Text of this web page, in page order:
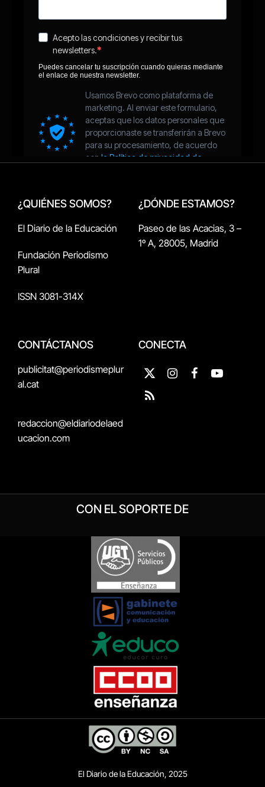
¿QUIÉNES SOMOS?
El Diario de la Educación
Fundación Periodismo
Plural
ISSN 3081-314X
¿DÓNDE ESTAMOS?
Paseo de las Acacias, 3 –
1º A, 28005, Madrid
CONTÁCTANOS
publicitat@periodismeplur
al.cat
redaccion@eldiariodelaed
ucacion.com
CONECTA
X
(Twitter)
InstagramFacebookYouTube
RSS
CON EL SOPORTE DE
El Diario de la Educación, 2025